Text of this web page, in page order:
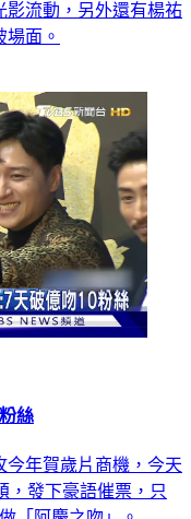
影流動，另外還有楊祐
面。
絲
年賀歲片商機，今天
，發下豪語催票，只